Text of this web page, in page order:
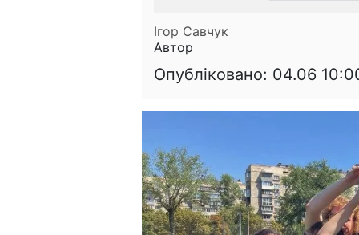
Ігор Савчук
Автор
Опубліковано: 04.06